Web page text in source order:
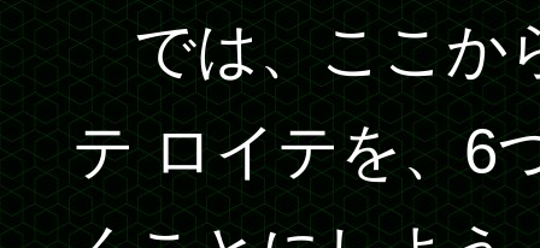
では、ここか
テ ロイテを、6